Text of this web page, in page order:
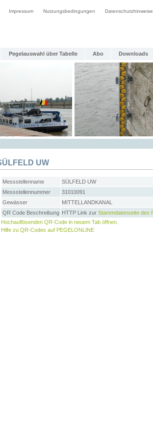
Impressum Nutzungsbedingungen Datenschutzhinweise
Pegelauswahl über Tabelle Abo Downloads
UW
Messstellenname
SÜLFELD UW
Messstellennummer
31010091
Gewässer
MITTELLANDKANAL
QR Code Beschreibung HTTP Link zur Stammdatenseite des
Hochauflösenden QR-Code in neuem Tab öffnen.
Hilfe zu QR-Codes auf PEGELONLINE